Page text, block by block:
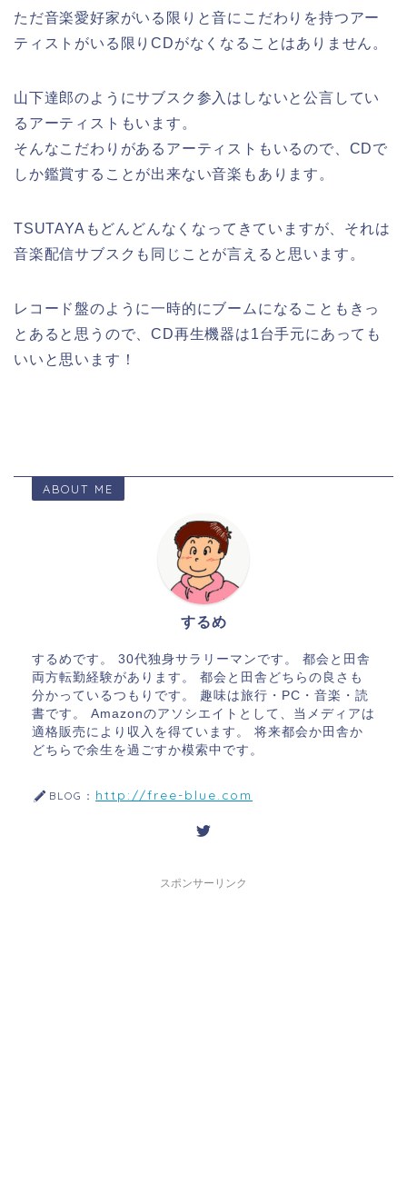
ただ音楽愛好家がいる限りと音にこだわりを持つアー
ティストがいる限りCDがなくなることはありません。
山下達郎のようにサブスク参入はしないと公言してい
るアーティストもいます。
そんなこだわりがあるアーティストもいるので、CDで
しか鑑賞することが出来ない音楽もあります。
TSUTAYAもどんどんなくなってきていますが、それは
音楽配信サブスクも同じことが言えると思います。
レコード盤のように一時的にブームになることもきっ
とあると思うので、CD再生機器は1台手元にあっても
いいと思います！
ABOUT ME
するめ
するめです。 30代独身サラリーマンです。 都会と田舎
両方転勤経験があります。 都会と田舎どちらの良さも
分かっているつもりです。 趣味は旅行・PC・音楽・読
書です。 Amazonのアソシエイトとして、当メディアは
適格販売により収入を得ています。 将来都会か田舎か
どちらで余生を過ごすか模索中です。
BLOG： http://free-blue.com
スポンサーリンク